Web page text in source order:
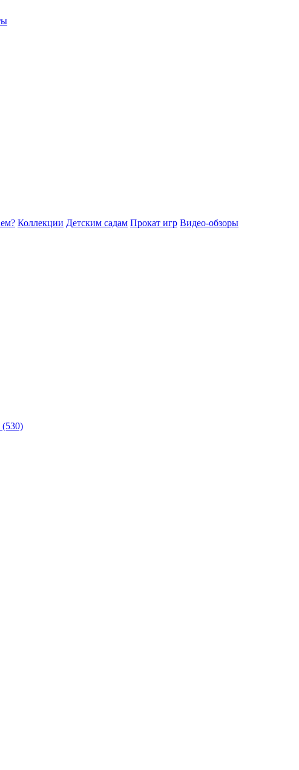
Коллекции Детским садам Прокат игр Видео-обзоры
(530)